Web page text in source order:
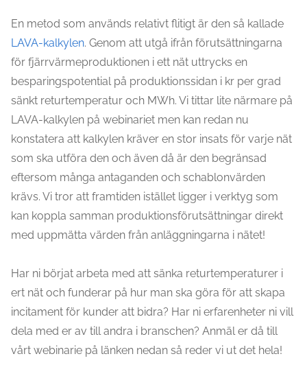
En metod som används relativt flitigt är den så kallade
LAVA-kalkylen. Genom att utgå ifrån förutsättningarna
för fjärrvärmeproduktionen i ett nät uttrycks en
besparingspotential på produktionssidan i kr per grad
sänkt returtemperatur och MWh. Vi tittar lite närmare på
LAVA-kalkylen på webinariet men kan redan nu
konstatera att kalkylen kräver en stor insats för varje nät
som ska utföra den och även då är den begränsad
eftersom många antaganden och schablonvärden
krävs. Vi tror att framtiden istället ligger i verktyg som
kan koppla samman produktionsförutsättningar direkt
med uppmätta värden från anläggningarna i nätet!
Har ni börjat arbeta med att sänka returtemperaturer i
ert nät och funderar på hur man ska göra för att skapa
incitament för kunder att bidra? Har ni erfarenheter ni vill
dela med er av till andra i branschen? Anmäl er då till
vårt webinarie på länken nedan så reder vi ut det hela!